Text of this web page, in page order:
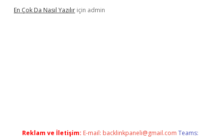
En Çok Da Nasıl Yazılır için admin
Reklam ve İletişim: E-mail: backlinkpaneli@gmail.com Teams: